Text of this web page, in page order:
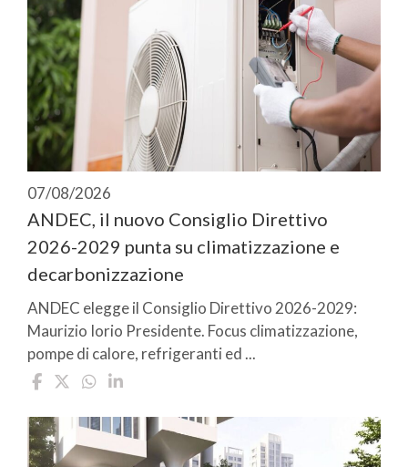
07/08/2026
ANDEC, il nuovo Consiglio Direttivo
2026-2029 punta su climatizzazione e
decarbonizzazione
ANDEC elegge il Consiglio Direttivo 2026-2029:
Maurizio Iorio Presidente. Focus climatizzazione,
pompe di calore, refrigeranti ed ...